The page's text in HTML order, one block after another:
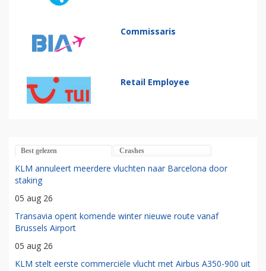
Commissaris
Retail Employee
Best gelezen Crashes
KLM annuleert meerdere vluchten naar Barcelona door
staking
05 aug 26
Transavia opent komende winter nieuwe route vanaf
Brussels Airport
05 aug 26
KLM stelt eerste commerciële vlucht met Airbus A350-900 uit